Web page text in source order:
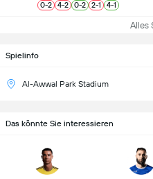
Spielinfo
Al-Awwal Park Stadium
0-2 4-2 0-2 2-1 4-1
Alles
Das könnte Sie interessieren